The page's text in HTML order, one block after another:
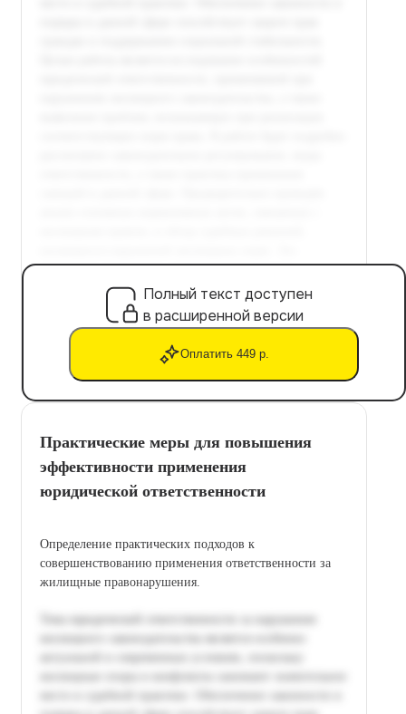
Полный текст доступен
в расширенной версии
Оплатить 449 р.
Практические меры для повышения
эффективности применения
юридической ответственности
Определение практических подходов к
совершенствованию применения ответственности за
жилищные правонарушения.